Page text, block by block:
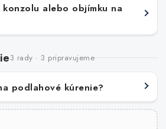
alebo objímku na
3 rady · 3 pripravujeme
podlahové kúrenie?